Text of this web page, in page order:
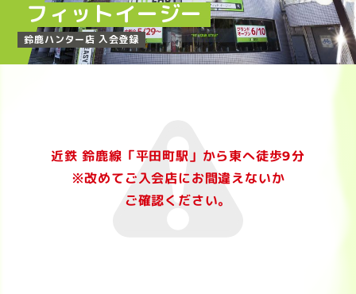
フィットイージー
鈴鹿ハンター店 入会登録
近鉄 鈴鹿線「平田町駅」から東へ徒歩9分
※改めてご入会店にお間違えないか
ご確認ください。